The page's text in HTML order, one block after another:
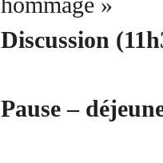
Discussion
Pause –